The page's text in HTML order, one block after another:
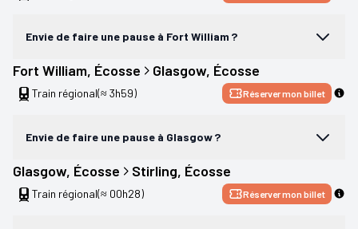
Envie de faire une pause à Fort William ?
Fort William, Écosse Glasgow, Écosse
Train régional(≈ 3h59) Réserver mon billet
Envie de faire une pause à Glasgow ?
Glasgow, Écosse Stirling, Écosse
Train régional(≈ 00h28) Réserver mon billet